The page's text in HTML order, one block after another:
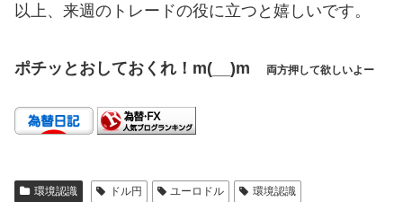
以上、来週のトレードの役に立つと嬉しいです。
ポチッとおしておくれ！m(__)m 両方押して欲しいよー
環境認識 ドル円 ユーロドル 環境認識